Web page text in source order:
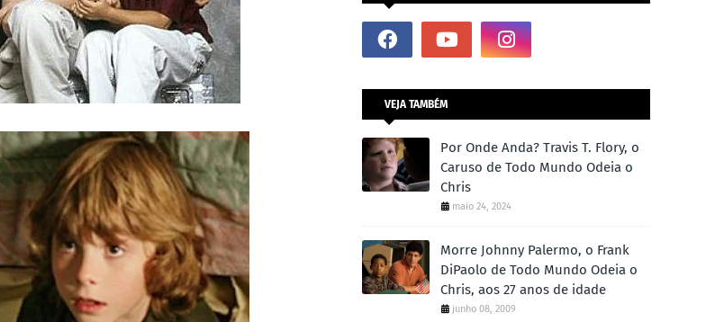
VEJA TAMBÉM
Por Onde Anda? Travis T. Flory, o
Caruso de Todo Mundo Odeia o
Chris
maio 24, 2024
Morre Johnny Palermo, o Frank
DiPaolo de Todo Mundo Odeia o
Chris, aos 27 anos de idade
junho 08, 2009